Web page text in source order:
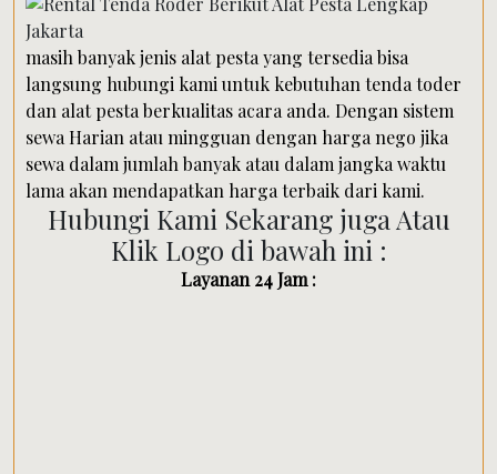
masih banyak jenis alat pesta yang tersedia bisa
langsung hubungi kami untuk kebutuhan tenda toder
dan alat pesta berkualitas acara anda. Dengan sistem
sewa Harian atau mingguan dengan harga nego jika
sewa dalam jumlah banyak atau dalam jangka waktu
lama akan mendapatkan harga terbaik dari kami.
Hubungi Kami Sekarang juga Atau
Klik Logo di bawah ini :
Layanan 24 Jam :